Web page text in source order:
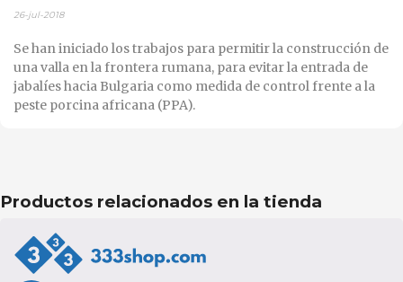
26-jul-2018
Se han iniciado los trabajos para permitir la construcción de
una valla en la frontera rumana, para evitar la entrada de
jabalíes hacia Bulgaria como medida de control frente a la
peste porcina africana (PPA).
Productos relacionados en la tienda